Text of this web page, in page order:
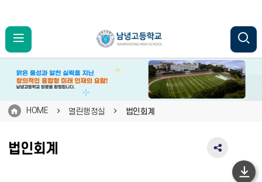
HOME 열린행정실 법인회계
법인회계
SNS